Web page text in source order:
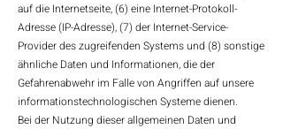
auf die Internetseite, (6) eine Internet-Protokoll-
Adresse (IP-Adresse), (7) der Internet-Service-
Provider des zugreifenden Systems und (8) sonstige
ähnliche Daten und Informationen, die der
Gefahrenabwehr im Falle von Angriffen auf unsere
informationstechnologischen Systeme dienen.
Bei der Nutzung dieser allgemeinen Daten und